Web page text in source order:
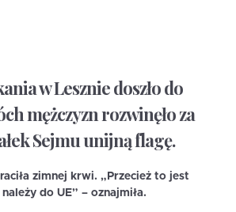
w Lesznie doszło do
mężczyzn rozwinęło za
Sejmu unijną flagę.
zimnej krwi. „Przecież to jest
do UE” – oznajmiła.